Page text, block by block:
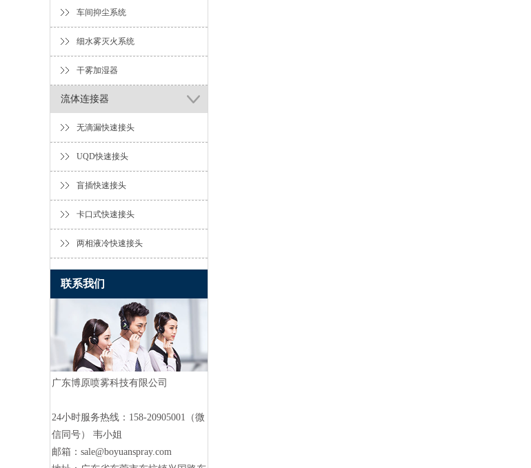
车间抑尘系统
细水雾灭火系统
干雾加湿器
流体连接器
无滴漏快速接头
UQD快速接头
盲插快速接头
卡口式快速接头
两相液冷快速接头
联系我们
广东博原喷雾科技有限公司
24小时服务热线： 158-20905001（微
信同号） 韦小姐
邮箱： sale@boyuanspray.com